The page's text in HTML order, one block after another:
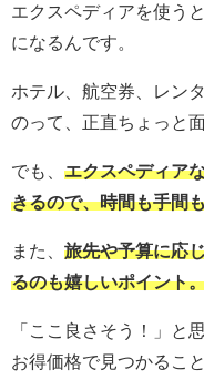
エクスペディアを使う
になるんです。
ホテル、航空券、レン
のって、正直ちょっと
でも、 エクスペディア
きるので、時間も手間
また、 旅先や予算に応
るのも嬉しいポイント
「ここ良さそう！」と
お得価格で見つかるこ